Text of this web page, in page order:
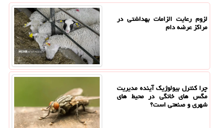
لزوم رعایت الزامات بهداشتی در
مراکز عرضه دام
چرا کنترل بیولوژیک آینده مدیریت
مگس های خانگی در محیط های
شهری و صنعتی است؟